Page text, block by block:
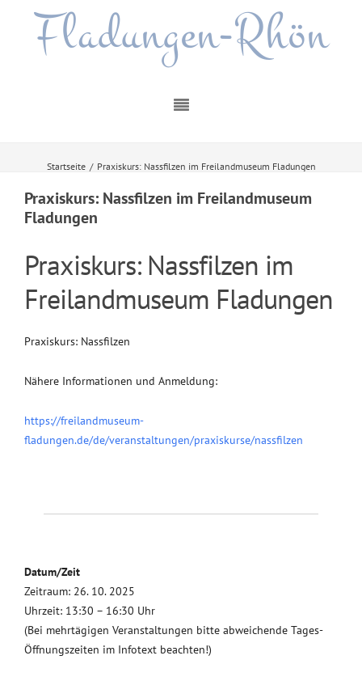
Fladungen-Rhön
Startseite / Praxiskurs: Nassfilzen im Freilandmuseum Fladungen
Praxiskurs: Nassfilzen im Freilandmuseum
Fladungen
Praxiskurs: Nassfilzen im
Freilandmuseum Fladungen
Praxiskurs: Nassfilzen
Nähere Informationen und Anmeldung:
https://freilandmuseum-
fladungen.de/de/veranstaltungen/praxiskurse/nassfilzen
Datum/Zeit
Zeitraum: 26. 10. 2025
Uhrzeit: 13:30 – 16:30 Uhr
(Bei mehrtägigen Veranstaltungen bitte abweichende Tages-
Öffnungszeiten im Infotext beachten!)